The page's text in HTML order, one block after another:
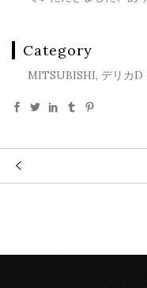
Category
MITSUBISHI, デリカD